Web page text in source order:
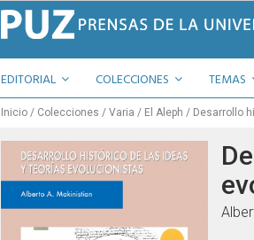
EDITORIAL COLECCIONES TEMAS
Inicio Colecciones Varia El Aleph Desarrollo